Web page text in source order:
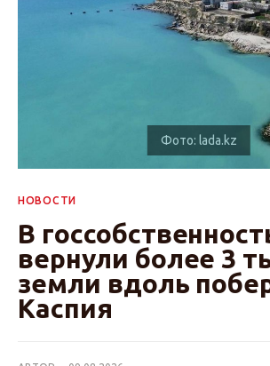
НОВОСТИ
В
вернули более 3
земли вдоль
Каспия